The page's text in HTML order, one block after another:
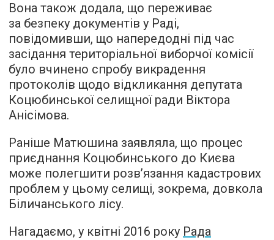
Вона також додала, що переживає
за безпеку документів у Раді,
повідомивши, що напередодні під час
засідання територіальної виборчої комісії
було вчинено спробу викрадення
протоколів щодо відкликання депутата
Коцюбинської селищної ради Віктора
Анісімова.
Раніше Матюшина заявляла, що процес
приєднання Коцюбинського до Києва
може полегшити розв’язання кадастрових
проблем у цьому селищі, зокрема, довкола
Біличанського лісу.
Нагадаємо, у квітні 2016 року Рада